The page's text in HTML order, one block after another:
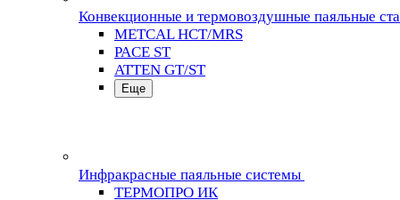
Конвекционные и термовоздушные паяльные
METCAL HCT/MRS
PACE ST
ATTEN GT/ST
Еще
Инфракрасные паяльные системы
ТЕРМОПРО ИК